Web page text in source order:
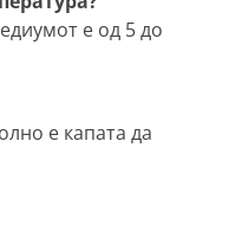
е од 5 до
е капата да